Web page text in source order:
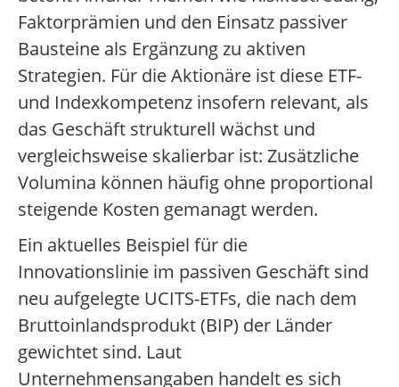
Faktorprämien und den Einsatz passiver
Bausteine als Ergänzung zu aktiven
Strategien. Für die Aktionäre ist diese ETF-
und Indexkompetenz insofern relevant, als
das Geschäft strukturell wächst und
vergleichsweise skalierbar ist: Zusätzliche
Volumina können häufig ohne proportional
steigende Kosten gemanagt werden.
Ein aktuelles Beispiel für die
Innovationslinie im passiven Geschäft sind
neu aufgelegte UCITS-ETFs, die nach dem
Bruttoinlandsprodukt (BIP) der Länder
gewichtet sind. Laut
Unternehmensangaben handelt es sich